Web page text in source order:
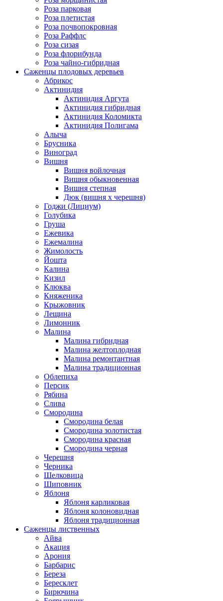
Роза парковая
Роза плетистая
Роза почвопокровная
Роза Раффлс
Роза сизая
Роза флорибунда
Роза чайно-гибридная
Саженцы плодовых деревьев
Абрикос
Актинидия
Актинидия Аргута
Актинидия гибридная
Актинидия Коломикта
Актинидия Полигама
Алыча
Брусника
Виноград
Вишня
Вишня войлочная
Вишня обыкновенная
Вишня степная
Дюк (вишня х черешня)
Годжи (Лициум)
Голубика
Груша
Ежевика
Ежемалина
Жимолость
Йошта
Калина
Кизил
Клюква
Княженика
Крыжовник
Лещина
Лимонник
Малина
Малина гибридная
Малина желтоплодная
Малина ремонтантная
Малина традиционная
Облепиха
Персик
Рябина
Слива
Смородина
Смородина белая
Смородина золотистая
Смородина красная
Смородина черная
Черешня
Черника
Шелковица
Шиповник
Яблоня
Яблоня карликовая
Яблоня колоновидная
Яблоня традиционная
Саженцы лиственных
Айва
Акация
Арония
Барбарис
Береза
Бересклет
Бирючина